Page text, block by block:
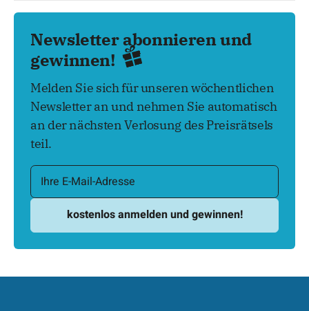
Newsletter abonnieren und
gewinnen!
Melden Sie sich für unseren wöchentlichen
Newsletter an und nehmen Sie automatisch
an der nächsten Verlosung des Preisrätsels
teil.